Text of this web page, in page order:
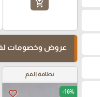
add_shopping_cart
عروض وخصومات
نظافة الفم
favorite_border -16%